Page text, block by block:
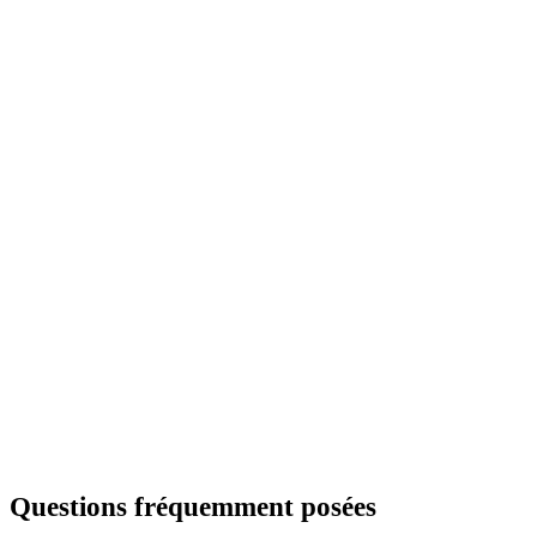
Questions fréquemment posées